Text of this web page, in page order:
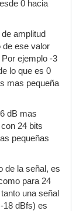
0 hacia
amplitud
de ese valor
ejemplo -3
lo que es 0
mas pequeña
dB mas
24 bits
pequeñas
de la señal, es
para 24
una señal
18 dBfs) es